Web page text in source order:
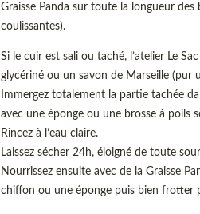
Graisse Panda sur toute la longueur
coulissantes).
Si le cuir est sali ou taché, l’atelier Le
glycériné ou un savon de Marseille (pur
Immergez totalement la partie tachée
avec une éponge ou une brosse à poils
Rincez à l’eau claire.
Laissez sécher 24h, éloigné de toute
Nourrissez ensuite avec de la Graisse
chiffon ou une éponge puis bien frotter